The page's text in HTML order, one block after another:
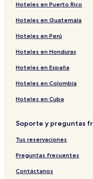
Hoteles en Puerto Rico
Hoteles en Guatemala
Hoteles en Perú
Hoteles en Honduras
Hoteles en España
Hoteles en Colombia
Hoteles en Cuba
Soporte y preguntas
Tus reservaciones
Preguntas frecuentes
Contáctanos